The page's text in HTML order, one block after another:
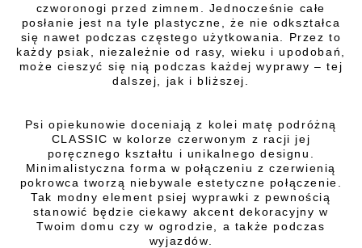
czworonogi przed zimnem. Jednocześnie całe
posłanie jest na tyle plastyczne, że nie odkształca
się nawet podczas częstego użytkowania. Przez to
każdy psiak, niezależnie od rasy, wieku i upodobań,
może cieszyć się nią podczas każdej wyprawy – tej
dalszej, jak i bliższej.
Psi opiekunowie doceniają z kolei matę podróżną
CLASSIC w kolorze czerwonym z racji jej
poręcznego kształtu i unikalnego designu.
Minimalistyczna forma w połączeniu z czerwienią
pokrowca tworzą niebywale estetyczne połączenie.
Tak modny element psiej wyprawki z pewnością
stanowić będzie ciekawy akcent dekoracyjny w
Twoim domu czy w ogrodzie, a także podczas
wyjazdów.